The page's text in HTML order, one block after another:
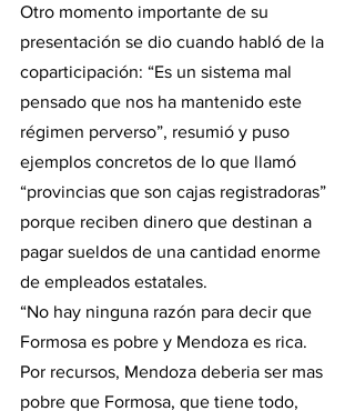
Otro momento importante de su
presentación se dio cuando habló de la
coparticipación: “Es un sistema mal
pensado que nos ha mantenido este
régimen perverso”, resumió y puso
ejemplos concretos de lo que llamó
“provincias que son cajas registradoras”
porque reciben dinero que destinan a
pagar sueldos de una cantidad enorme
de empleados estatales.
“No hay ninguna razón para decir que
Formosa es pobre y Mendoza es rica.
Por recursos, Mendoza deberia ser mas
pobre que Formosa, que tiene todo,